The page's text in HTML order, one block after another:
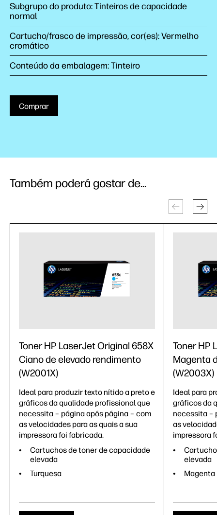
Subgrupo do produto: Tinteiros de capacidade
normal
Cartucho/frasco de impressão, cor(es): Vermelho
cromático
Conteúdo da embalagem: Tinteiro
Comprar
Também poderá gostar de...
Toner HP LaserJet Original 658X
Ciano de elevado rendimento
(W2001X)
Ideal para produzir texto nítido a preto e
gráficos da qualidade profissional que
necessita – página após página – com
as velocidades para as quais a sua
impressora foi fabricada.
Cartuchos de toner de capacidade
elevada
Turquesa
Toner HP
Magenta
(W2003X)
Ideal para
gráficos da
necessita –
as
impressora
elevada
Magenta